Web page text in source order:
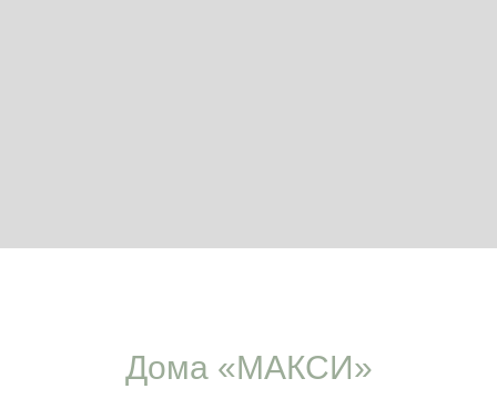
Дома «МАКСИ»